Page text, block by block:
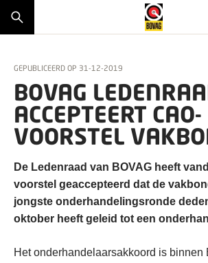
GEPUBLICEERD OP 31-12-2019
BOVAG
ACCEPTEERT CAO-
VOORSTEL
De Ledenraad van BOVAG heeft
voorstel geaccepteerd dat de
jongste onderhandelingsronde
oktober heeft geleid tot een
Het onderhandelaarsakkoord is binnen